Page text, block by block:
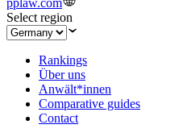
pplaw.com
Select region
Rankings
Über uns
Anwält*innen
Comparative guides
Contact